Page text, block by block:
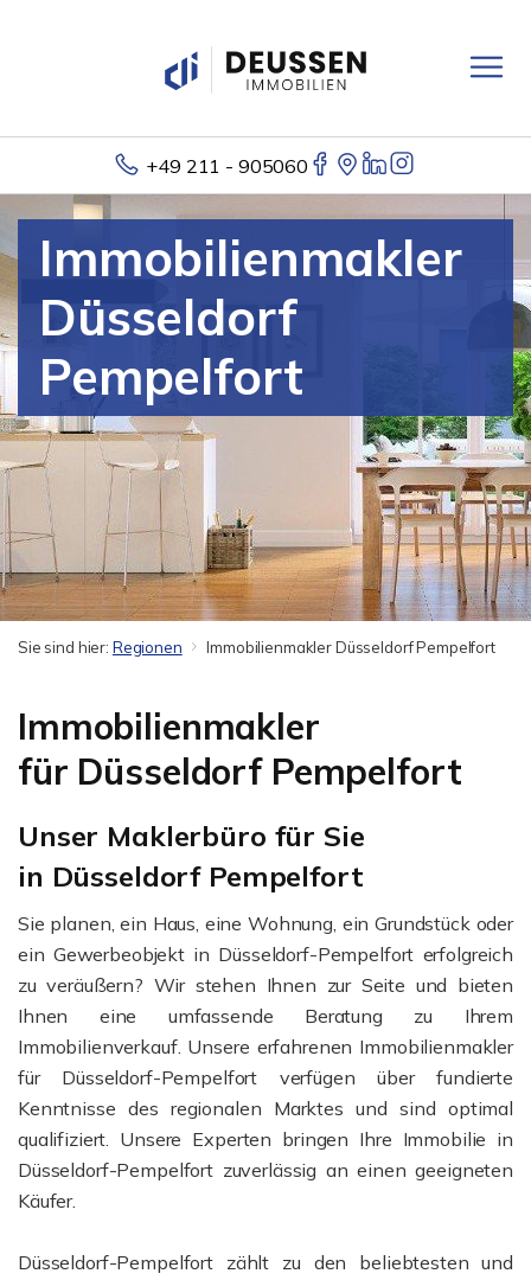
+49 211 - 905060
Immobilienmakler
Düsseldorf
Pempelfort
Sie sind hier: Regionen Immobilienmakler Düsseldorf Pempelfort
Immobilienmakler
für Düsseldorf Pempelfort
Unser Maklerbüro für Sie
in Düsseldorf Pempelfort
Sie planen, ein Haus, eine Wohnung, ein Grundstück oder
ein Gewerbeobjekt in Düsseldorf-Pempelfort erfolgreich
zu veräußern? Wir stehen Ihnen zur Seite und bieten
Ihnen eine umfassende Beratung zu Ihrem
Immobilienverkauf. Unsere erfahrenen Immobilienmakler
für Düsseldorf-Pempelfort verfügen über fundierte
Kenntnisse des regionalen Marktes und sind optimal
qualifiziert. Unsere Experten bringen Ihre Immobilie in
Düsseldorf-Pempelfort zuverlässig an einen geeigneten
Käufer.
Düsseldorf-Pempelfort zählt zu den beliebtesten und